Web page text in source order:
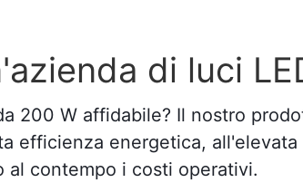
di luci
200 W affidabile? Il nostro
efficienza energetica,
al contempo i costi operativi.